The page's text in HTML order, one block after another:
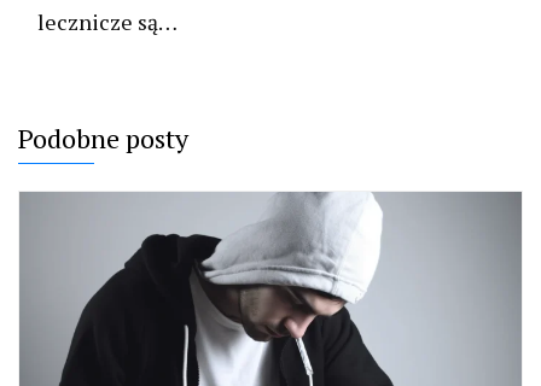
lecznicze są…
Podobne posty